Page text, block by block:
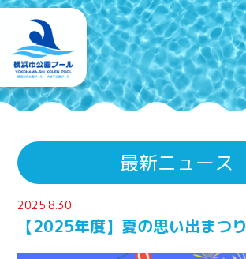
最新ニュース
2025.8.30
【2025年度】夏の思い出まつり